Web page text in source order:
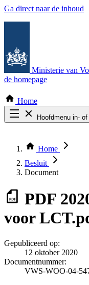
Ga direct naar de inhoud
Ministerie van
de homepage
Home
Hoofdmenu in-
Thema COVID-19
Bekijk per
Home
Besluit
Document
PDF
voor
Gepubliceerd op:
12 oktober 2020
Documentnummer:
VWS-WOO-04-